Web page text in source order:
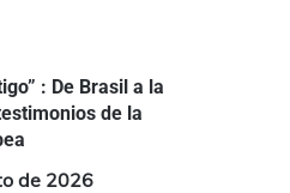
: De Brasil a la
de la
de 2026